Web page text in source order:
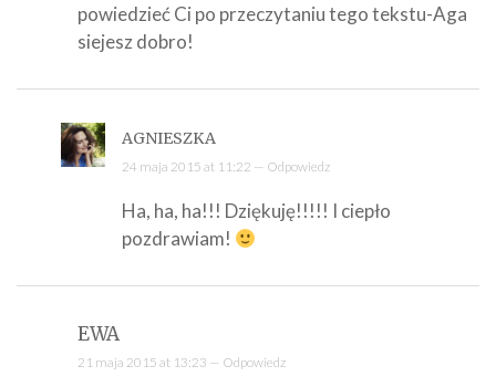
powiedzieć Ci po przeczytaniu tego tekstu-Aga
siejesz dobro!
AGNIESZKA
24 maja 2015 at 11:22 — Odpowiedz
Ha, ha, ha!!! Dziękuję!!!!! I ciepło
pozdrawiam!
EWA
21 maja 2015 at 13:23 — Odpowiedz